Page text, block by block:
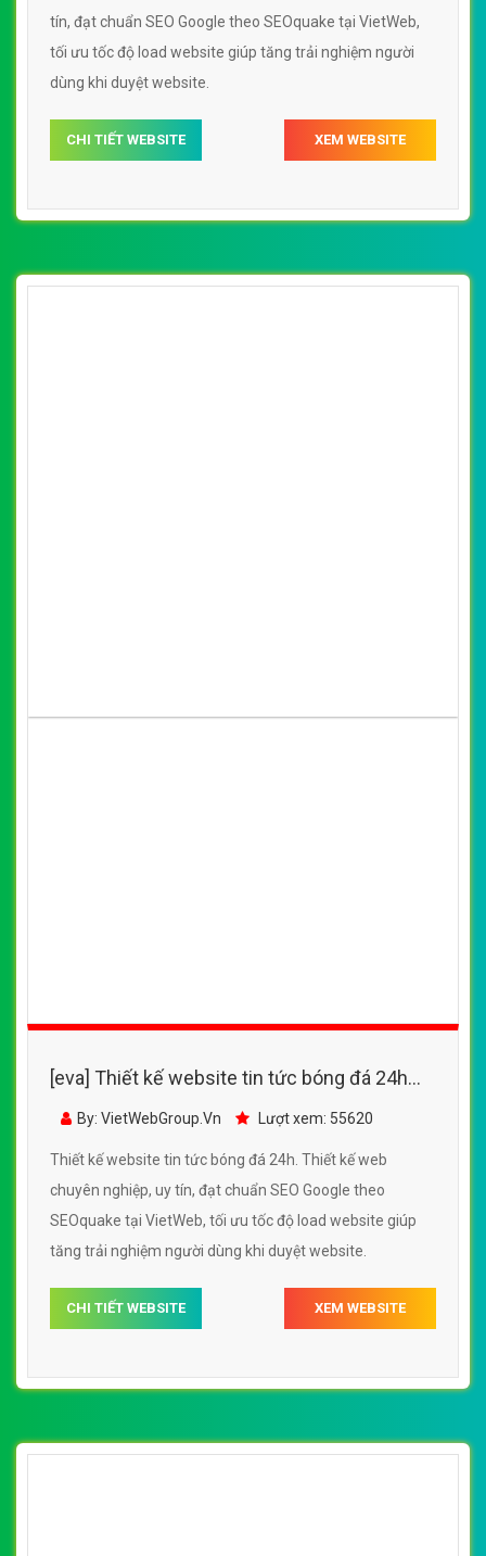
tín, đạt chuẩn SEO Google theo SEOquake tại VietWeb,
tối ưu tốc độ load website giúp tăng trải nghiệm người
dùng khi duyệt website.
CHI TIẾT WEBSITE XEM WEBSITE
[eva] Thiết kế website tin tức bóng đá 24h
đẹp, chuyên nghiệp chuẩn SEO
By: VietWebGroup.Vn Lượt xem: 55620
Thiết kế website tin tức bóng đá 24h. Thiết kế web
chuyên nghiệp, uy tín, đạt chuẩn SEO Google theo
SEOquake tại VietWeb, tối ưu tốc độ load website giúp
tăng trải nghiệm người dùng khi duyệt website.
CHI TIẾT WEBSITE XEM WEBSITE